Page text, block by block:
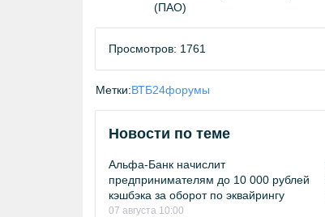
(ПАО)
Просмотров: 1761
Метки:ВТБ24форумы
Новости по теме
Альфа-Банк начислит
предпринимателям до 10 000 рублей
кэшбэка за оборот по эквайрингу
07 августа 10:00